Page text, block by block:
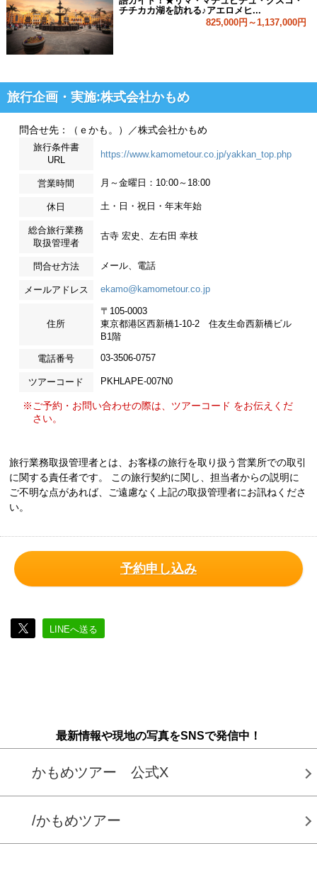
チチカカ湖を訪れる♪アエロメヒ...
825,000円～1,137,000円
旅行企画・実施:株式会社かもめ
問合せ先：（ｅかも。）／株式会社かもめ
旅行条件書
URL
https://www.kamometour.co.jp/yakkan_top.php
営業時間 月～金曜日：10:00～18:00
休日 土・日・祝日・年末年始
総合旅行業務
取扱管理者
古寺 宏史、左右田 幸枝
問合せ方法 メール、電話
メールアドレス ekamo@kamometour.co.jp
住所
〒105-0003
東京都港区西新橋1-10-2 住友生命西新橋ビル
B1階
電話番号 03-3506-0757
ツアーコード PKHLAPE-007N0
※ご予約・お問い合わせの際は、ツアーコード をお伝えくだ
さい。
旅行業務取扱管理者とは、お客様の旅行を取り扱う営業所での取引
に関する責任者です。 この旅行契約に関し、担当者からの説明に
ご不明な点があれば、ご遠慮なく上記の取扱管理者にお訊ねくださ
い。
予約申し込み
LINEへ送る
最新情報や現地の写真をSNSで発信中！
かもめツアー 公式X
/かもめツアー